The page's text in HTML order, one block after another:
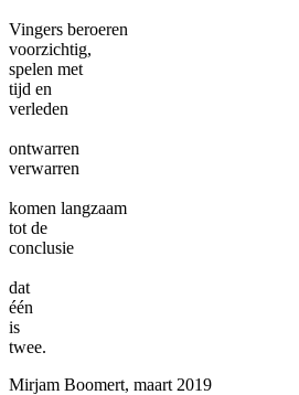
Vingers beroeren
voorzichtig,
spelen met
tijd en
verleden
ontwarren
verwarren
komen langzaam
tot de
conclusie
dat
één
is
twee.
Mirjam Boomert, maart 2019